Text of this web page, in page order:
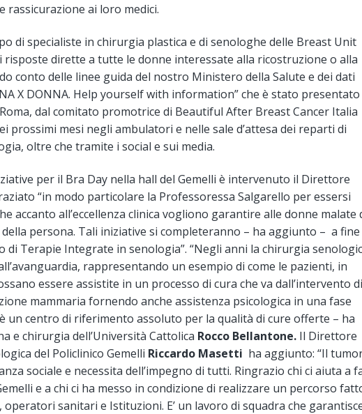
rassicurazione ai loro medici.
di specialiste in chirurgia plastica e di senologhe delle Breast Unit
dirette a tutte le donne interessate alla ricostruzione o alla
conto delle linee guida del nostro Ministero della Salute e dei dati
X DONNA. Help yourself with information” che è stato presentato
dal comitato promotrice di Beautiful After Breast Cancer Italia
prossimi mesi negli ambulatori e nelle sale d’attesa dei reparti di
oltre che tramite i social e sui media.
per il Bra Day nella hall del Gemelli è intervenuto il Direttore
“in modo particolare la Professoressa Salgarello per essersi
accanto all’eccellenza clinica vogliono garantire alle donne malate
persona. Tali iniziative si completeranno – ha aggiunto – a fine
di Terapie Integrate in senologia”. “Negli anni la chirurgia
rappresentando un esempio di come le pazienti, in
essere assistite in un processo di cura che va dall’intervento di
mammaria fornendo anche assistenza psicologica in una fase
un centro di riferimento assoluto per la qualità di cure offerte – ha
e chirurgia dell’Università Cattolica Rocco Bellantone. Il Direttore
del Policlinico Gemelli Riccardo Masetti ha aggiunto: “Il
sociale e necessita dell’impegno di tutti. Ringrazio chi ci aiuta a
e a chi ci ha messo in condizione di realizzare un percorso
operatori sanitari e Istituzioni. E’ un lavoro di squadra che